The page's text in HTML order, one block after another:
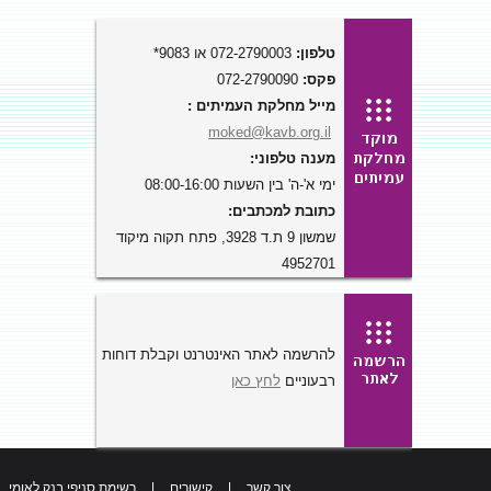
טלפון:
פקס:
מייל מחלקת העמיתים :
moked@kavb.org.il
מענה טלפוני:
ימי א'-ה' בין השעות 08:00-16:00
כתובת למכתבים:
שמשון 9 ת.ד 3928, פתח תקוה מיקוד
4952701
להרשמה לאתר האינטרנט וקבלת דוחות
רבעוניים לחץ כאן
צור קשר קישורים רשימת סניפי בנק לאומי